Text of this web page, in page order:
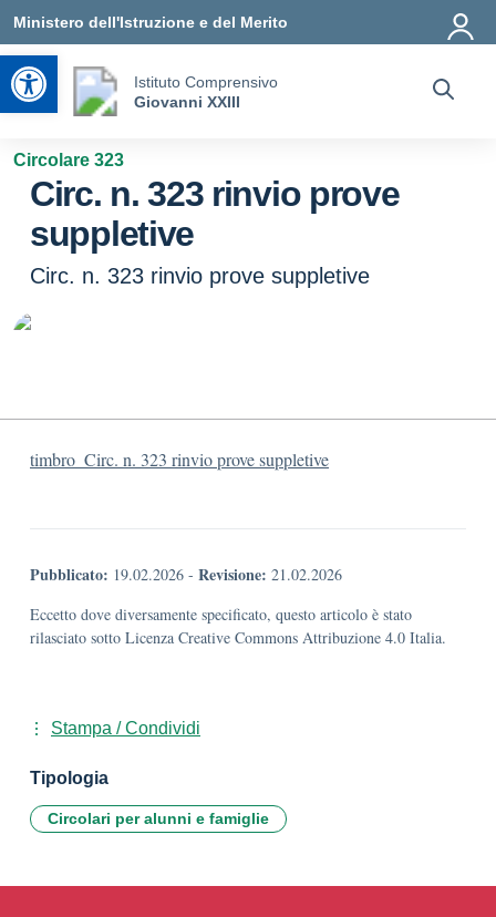
Ministero dell'Istruzione e del Merito
Istituto Comprensivo
Giovanni XXIII
Circolare 323
Circ. n. 323 rinvio prove
suppletive
Circ. n. 323 rinvio prove suppletive
timbro_Circ. n. 323 rinvio prove suppletive
Pubblicato: 19.02.2026 - Revisione: 21.02.2026
Eccetto dove diversamente specificato, questo articolo è stato
rilasciato sotto Licenza Creative Commons Attribuzione 4.0 Italia.
Stampa / Condividi
Tipologia
Circolari per alunni e famiglie
Apri la barra degli strumenti